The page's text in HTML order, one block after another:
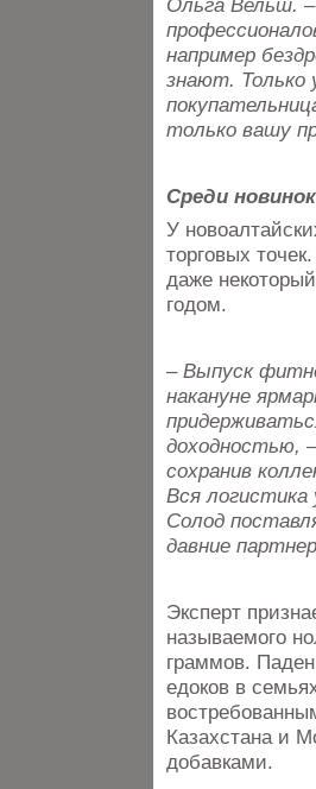
Ольга Вельш.
например
знают. Только
только вашу
Среди
У
торговых
даже
годом.
– Выпуск
накануне
доходностью,
сохранив
Вся
Солод
давние
Эксперт
называемого
граммов.
едоков в
Казахстана и
добавками.